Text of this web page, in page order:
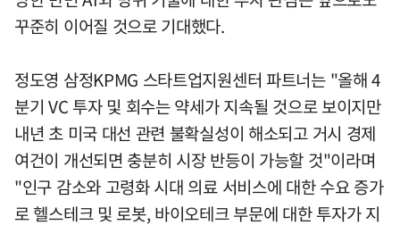
꾸준히 이어질 것으로 기대했다.
정도영 삼정KPMG 스타트업지원센터 파트너는 "올해 4
분기 VC 투자 및 회수는 약세가 지속될 것으로 보이지만
내년 초 미국 대선 관련 불확실성이 해소되고 거시 경제
여건이 개선되면 충분히 시장 반등이 가능할 것"이라며
"인구 감소와 고령화 시대 의료 서비스에 대한 수요 증가
로 헬스테크 및 로봇, 바이오테크 부문에 대한 투자가 지